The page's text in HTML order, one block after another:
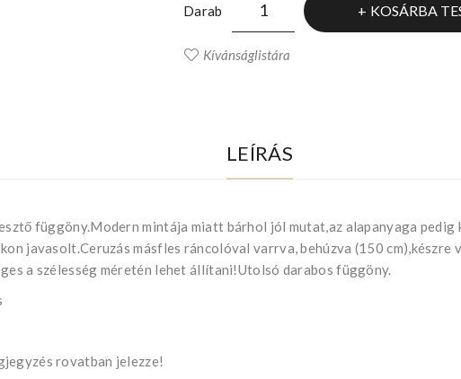
Darab KOSÁRBA
Kívánságlistára
LEÍRÁS
függöny.Modern mintája miatt bárhol jól mutat,az alapanyaga pedig
javasolt.Ceruzás másfles ráncolóval varrva, behúzva (150
a szélesség méretén lehet állítani!Utolsó darabos függöny.
rovatban jelezze!